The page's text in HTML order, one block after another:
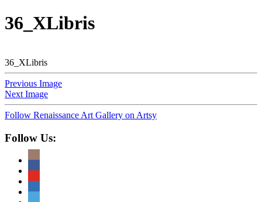
36_XLibris
36_XLibris
Previous Image
Next Image
Follow Renaissance Art Gallery on Artsy
Follow Us: